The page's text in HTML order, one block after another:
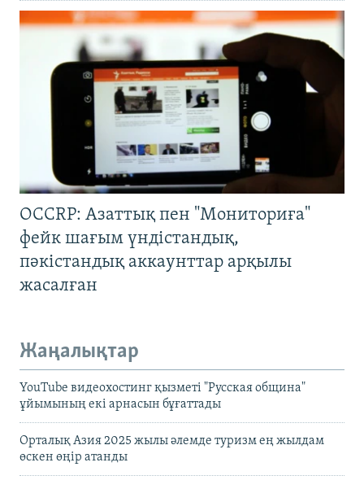
OCCRP: Азаттық пен "Мониториға"
фейк шағым үндістандық,
пәкістандық аккаунттар арқылы
жасалған
Жаңалықтар
YouTube видеохостинг қызметі "Русская община"
ұйымының екі арнасын бұғаттады
Орталық Азия 2025 жылы әлемде туризм ең жылдам
өскен өңір атанды